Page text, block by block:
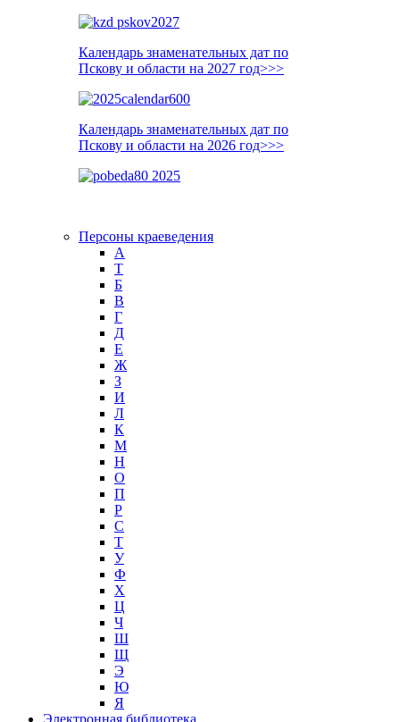
Календарь знаменательных дат по
Пскову и области на 2027 год>>>
Календарь знаменательных дат по
Пскову и области на 2026 год>>>
Персоны краеведения
А
T
Б
В
Г
Д
Е
Ж
З
И
Л
К
М
Н
О
П
Р
С
Т
У
Ф
Х
Ц
Ч
Ш
Щ
Э
Ю
Я
Электронная библиотека